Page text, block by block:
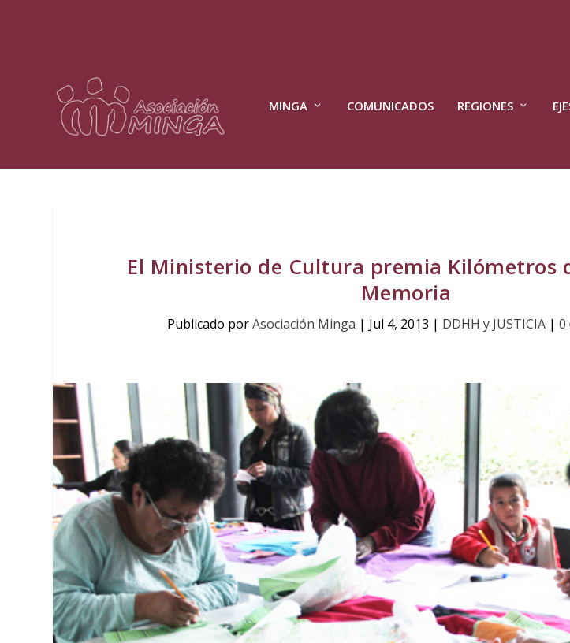
MINGA COMUNICADOS REGIONES
El Ministerio de Cultura premia Kilómetros
Memoria
Publicado porAsociación Minga | Jul 4, 2013 | DDHH y JUSTICIA |0